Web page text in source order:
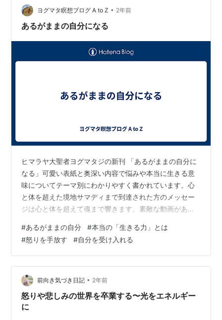
ヨグマタ瞑想ブログ A to Z • 2年前
あるがままの自分になる
ヒマラヤ大聖者ヨグマタジの新刊 「あるがままの自分に
なる」可愛い表紙と奥深い内容で悩みや本当に生きる意
味についてテーマ別にわかりやすく書かれています。心
と体を超えた境地サマディまで到達された方のメッセー
ジは心と体を超えて魂まで響きます。素敵な動画があり
#あるがままの自分 #本当の「生きる力」とは
#怒りを手放す #自分を受け入れる
前向き気づき日記 • 2年前
怒りや悲しみの世界を卒業する〜光をエネルギー
に